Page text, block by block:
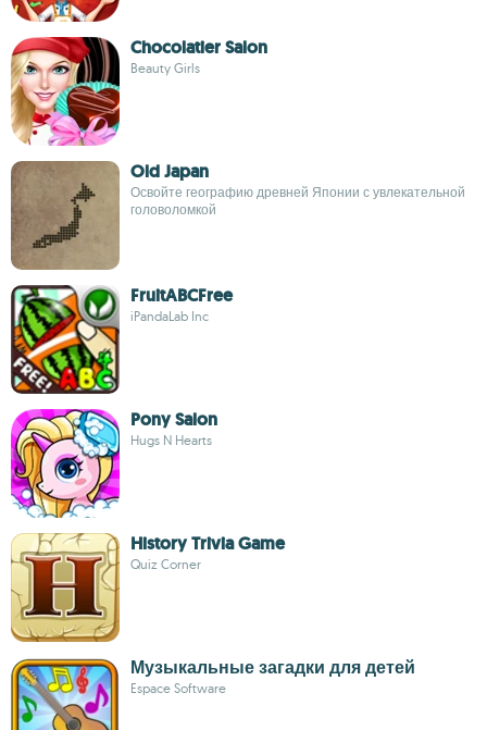
Chocolatier Salon
Beauty Girls
Old Japan
Освойте географию древней Японии с увлекательной
головоломкой
FruitABCFree
iPandaLab Inc
Pony Salon
Hugs N Hearts
History Trivia Game
Quiz Corner
Музыкальные загадки для детей
Espace Software